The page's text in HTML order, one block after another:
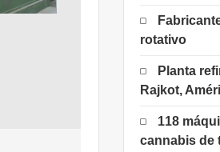
rotativo
Planta
Rajkot,
118
cannabis de